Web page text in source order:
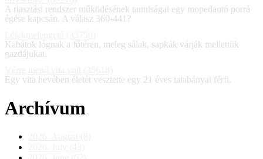
A riasztási rendszer működésének tanulságai egy mopedautó porrá
égése kapcsán. A válasz 360-441?
Kabátok lógnak a főtéren, meleg sálak, sapkák várják mellettük
gazdájukat.
Egy vita hevében életét vesztette egy 21 éves tatabányai férfi.
Archívum